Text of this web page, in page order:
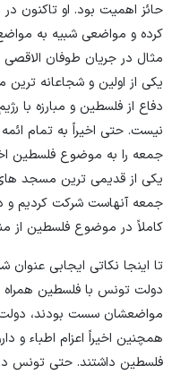
حائز اهمیت بود. او تاکنون
کرده و مواضعی شبیه به
مثال در جریان طوفان
یکی از اولین و شجاعانه
دفاع از فلسطین و مبارزه با
نیست. حتی اخیراً به تمام
جمعه را به موضوع فلسطین
یکی از قدیمی ترین مسجد
جمعه آنهاست شرکت کردیم و
کاملاً در موضوع فلسطین از
تا اینجا نکاتی ایجابی
دولت تونس با فلسطین
مواضعشان سست بودند،
همچنین اخیراً اعزام اطباء و
فلسطین داشتند. حتی تونس